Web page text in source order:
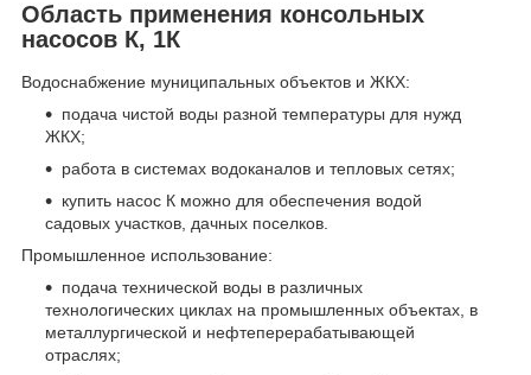
Область применения консольных
насосов К, 1К
Водоснабжение муниципальных объектов и ЖКХ:
подача чистой воды разной температуры для нужд
ЖКХ;
работа в системах водоканалов и тепловых сетях;
купить насос К можно для обеспечения водой
садовых участков, дачных поселков.
Промышленное использование:
подача технической воды в различных
технологических циклах на промышленных объектах, в
металлургической и нефтеперерабатывающей
отраслях;